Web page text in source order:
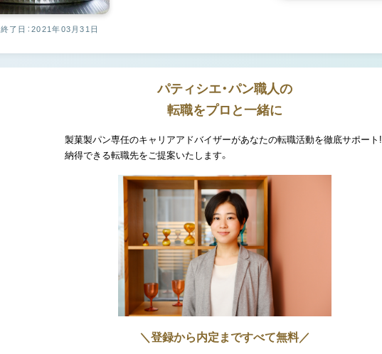
終了日：2021年03月31日
パティシエ・パン職人の
転職をプロと一緒に
製菓製パン専任のキャリアアドバイザーがあなたの転職活動を徹底サポート!
納得できる転職先をご提案いたします。
＼登録から内定まですべて無料／